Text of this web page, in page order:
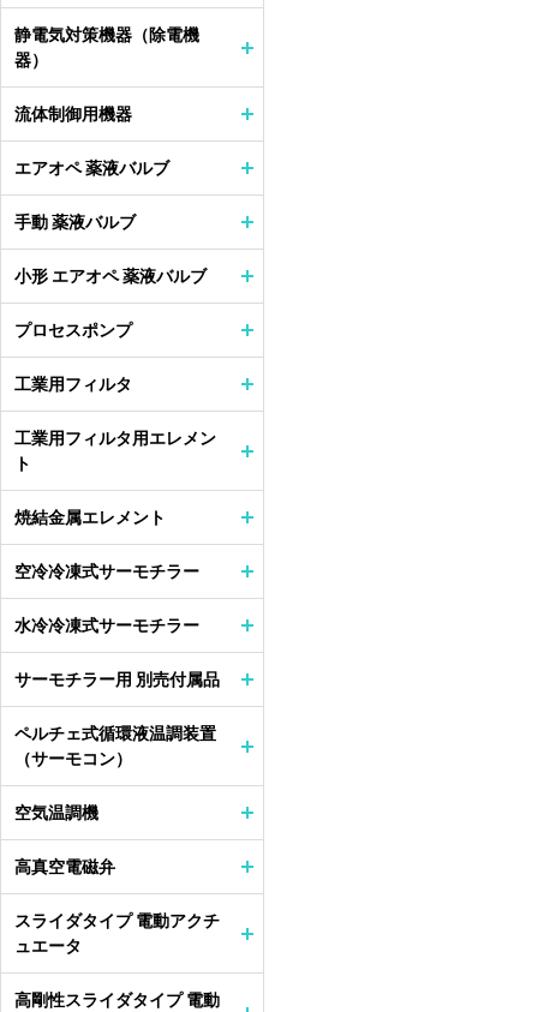
静電気対策機器（除電機
器）
流体制御用機器
エアオペ 薬液バルブ
手動 薬液バルブ
小形 エアオペ 薬液バルブ
プロセスポンプ
工業用フィルタ
工業用フィルタ用エレメン
ト
焼結金属エレメント
空冷冷凍式サーモチラー
水冷冷凍式サーモチラー
サーモチラー用 別売付属品
ペルチェ式循環液温調装置
（サーモコン）
空気温調機
高真空電磁弁
スライダタイプ 電動アクチ
ュエータ
高剛性スライダタイプ 電動